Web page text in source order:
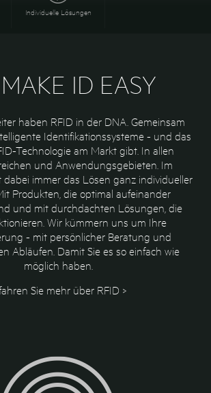
Individuelle Lösungen
ID EASY
haben RFID in der DNA. Gemeinsam
Identifikationssysteme - und das
Technologie am Markt gibt. In allen
und Anwendungsgebieten. Im
immer das Lösen ganz individueller
Produkten, die optimal aufeinander
und mit durchdachten Lösungen, die
Wir kümmern uns um Ihre
- mit persönlicher Beratung und
Abläufen. Damit Sie es so einfach wie
möglich haben.
Sie mehr über RFID >